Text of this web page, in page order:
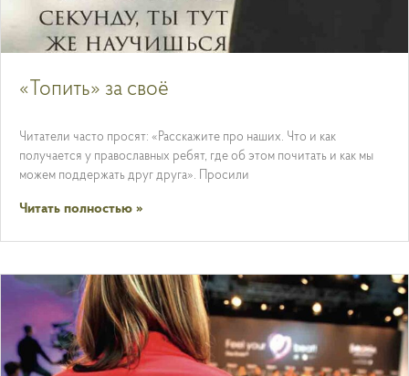
«Топить» за своё
Читатели часто просят: «Расскажите про наших. Что и как
получается у православных ребят, где об этом почитать и как мы
можем поддержать друг друга». Просили
Читать полностью »